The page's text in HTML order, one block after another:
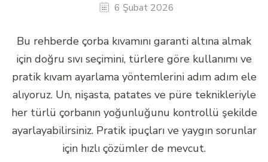
6 Şubat 2026
Bu rehberde çorba kıvamını garanti altına almak
için doğru sıvı seçimini, türlere göre kullanımı ve
pratik kıvam ayarlama yöntemlerini adım adım ele
alıyoruz. Un, nişasta, patates ve püre teknikleriyle
her türlü çorbanın yoğunluğunu kontrollü şekilde
ayarlayabilirsiniz. Pratik ipuçları ve yaygın sorunlar
için hızlı çözümler de mevcut.